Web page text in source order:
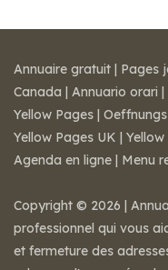
Annuaire gratuit | Pages
Canada | Annuario orari |
Yellow Pages |
Yellow Pages UK | Yellow
Agenda en ligne | Menu
Copyright © 2026 |
professionnel qui vous
et fermeture des